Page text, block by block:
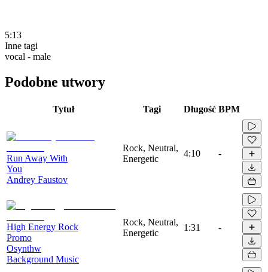
5:13
Inne tagi
vocal - male
Podobne utwory
Tytuł Tagi Długość BPM
Run Away With
You
Andrey Faustov
Rock, Neutral,
Energetic
4:10 -
High Energy Rock
Promo
Osynthw
Background Music
Rock, Neutral,
Energetic
1:31 -